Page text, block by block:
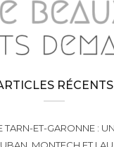
RÉCENTS
TARN-ET-GARONNE :